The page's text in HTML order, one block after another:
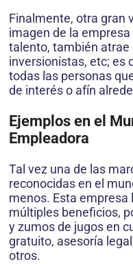
Finalmente, otra gran
imagen de la
talento, también atrae
inversionistas, etc; es
todas las personas
de interés o afín
Ejemplos en el
Empleadora
Tal vez una de las
reconocidas en el
menos. Esta
múltiples beneficios,
y zumos de jugos en
gratuito, asesoría
otros.